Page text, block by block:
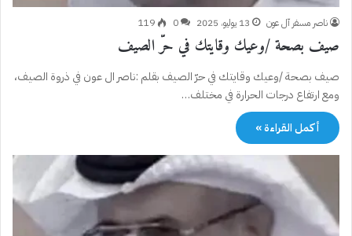
ناصر مسفر آل عون 13 يوليو، 2025 0
119
صيف بصحة /وعيك وقايتك في حرّ الصيف
صيف بصحة /وعيك وقايتك في حرّ الصيف بقلم :ناصر ال عون في ذروة الصيف،
ومع ارتفاع درجات الحرارة في مختلف…
أكمل القراءة »